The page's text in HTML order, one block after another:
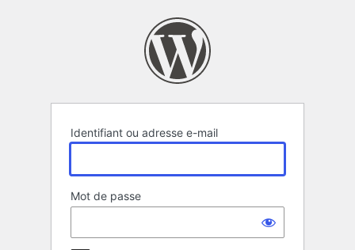
Identifiant ou adresse e-mail
Mot de passe